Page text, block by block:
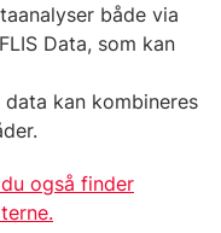
både via
Data, som kan
kan kombineres
også finder